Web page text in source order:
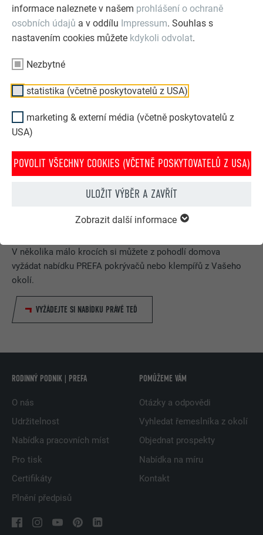
informace naleznete v našem prohlášení o ochraně
osobních údajů a v oddílu Impressum. Souhlas s
nastavením cookies můžete kdykoli odvolat.
Nezbytné
statistika (včetně poskytovatelů z USA)
marketing & externí média (včetně poskytovatelů z
USA)
POVOLIT VŠECHNY COOKIES (VČETNĚ POSKYTOVATELŮ Z USA)
ULOŽIT VÝBĚR A ZAVŘÍT
Zobrazit další informace
správný produkt pro Vaši střechu a fasádu. Ideální pro
novostavby i rekonstrukce!
V několika málo krocích si můžete z pohodlí domova
vyžádat nabídku PREFA pokrývačů nebo klempířů z Vašeho
okolí.
VYŽÁDEJTE SI NABÍDKU PRÁVĚ TEĎ
RODINNÝ PODNIK | PREFA
O nás
Udržitelnost
Nabídka pracovních míst
Pro tisk
Certifikáty
Plnění předpisů
POMŮŽEME VÁM
Otázky a odpovědi
Vyhledat řemeslníka z okolí
Objednat prospekty
Nabídka na míru
Kontakt